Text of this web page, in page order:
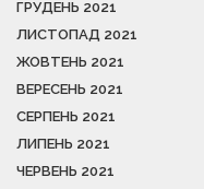
ГРУДЕНЬ 2021
ЛИСТОПАД 2021
ЖОВТЕНЬ 2021
ВЕРЕСЕНЬ 2021
СЕРПЕНЬ 2021
ЛИПЕНЬ 2021
ЧЕРВЕНЬ 2021